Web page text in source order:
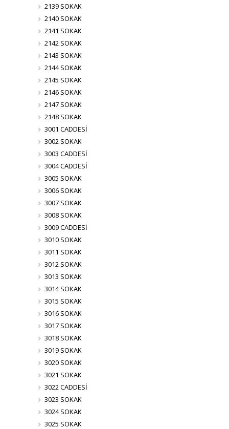
2139 SOKAK
2140 SOKAK
2141 SOKAK
2142 SOKAK
2143 SOKAK
2144 SOKAK
2145 SOKAK
2146 SOKAK
2147 SOKAK
2148 SOKAK
3001 CADDESİ
3002 SOKAK
3003 CADDESİ
3004 CADDESİ
3005 SOKAK
3006 SOKAK
3007 SOKAK
3008 SOKAK
3009 CADDESİ
3010 SOKAK
3011 SOKAK
3012 SOKAK
3013 SOKAK
3014 SOKAK
3015 SOKAK
3016 SOKAK
3017 SOKAK
3018 SOKAK
3019 SOKAK
3020 SOKAK
3021 SOKAK
3022 CADDESİ
3023 SOKAK
3024 SOKAK
3025 SOKAK